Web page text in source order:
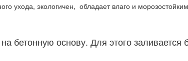
ухода, экологичен, обладает влаго и
бетонную основу. Для этого